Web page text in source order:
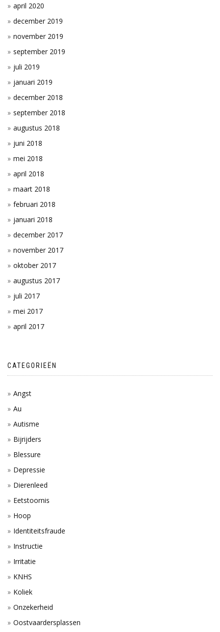
april 2020
december 2019
november 2019
september 2019
juli 2019
januari 2019
december 2018
september 2018
augustus 2018
juni 2018
mei 2018
april 2018
maart 2018
februari 2018
januari 2018
december 2017
november 2017
oktober 2017
augustus 2017
juli 2017
mei 2017
april 2017
CATEGORIEËN
Angst
Au
Autisme
Bijrijders
Blessure
Depressie
Dierenleed
Eetstoornis
Hoop
Identiteitsfraude
Instructie
Irritatie
KNHS
Koliek
Onzekerheid
Oostvaardersplassen